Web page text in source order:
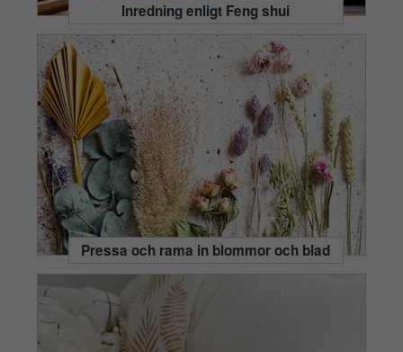
Inredning enligt Feng shui
Pressa och rama in blommor och blad